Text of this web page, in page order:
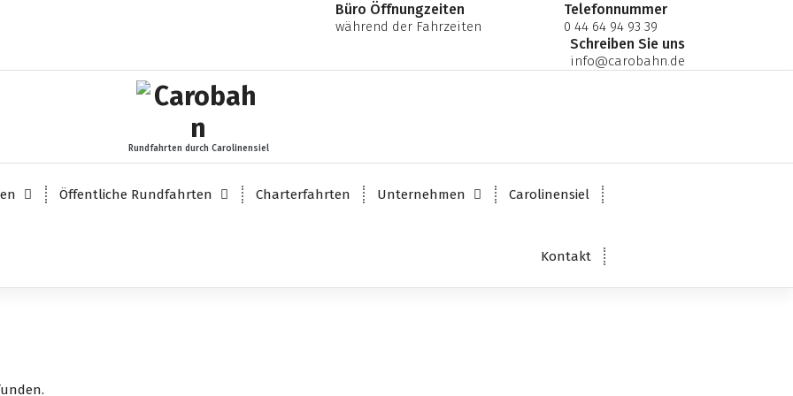
Büro Öffnungzeiten
während der Fahrzeiten
Telefonnummer
0 44 64 94 93 39
Schreiben Sie uns
info@carobahn.de
Rundfahrten durch Carolinensiel
Öffentliche Rundfahrten Charterfahrten Unternehmen Carolinensiel
Kontakt